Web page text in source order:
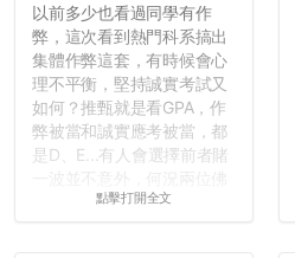
以前多少也看過同學有作
弊，這次看到熱門科系搞出
集體作弊這套，有時候會心
理不平衡，堅持誠實考試又
如何？推甄就是看GPA，作
弊被當和誠實應考被當，都
是D、E...有人會選擇前者賭
心教授看起來要輕輕放下
點擊打開全文